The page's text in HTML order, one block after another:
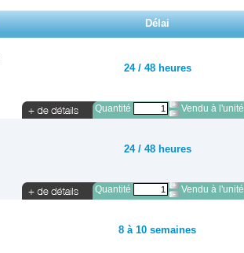
Délai
24 / 48 heures
Quantité Vendu à l'unité
24 / 48 heures
Quantité Vendu à l'unité
8 à 10 semaines